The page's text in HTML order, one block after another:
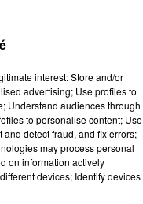
interest: Store and/or
advertising; Use profiles to
Understand audiences through
to personalise content; Use
detect fraud, and fix errors;
may process personal
on information actively
devices; Identify devices